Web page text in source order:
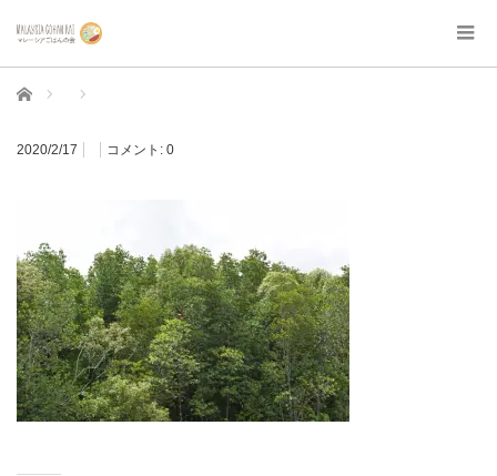
ホーム
2020/2/17 コメント: 0